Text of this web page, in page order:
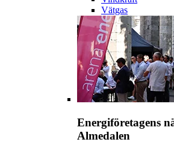
Vätgas
Energiföretagens
Almedalen